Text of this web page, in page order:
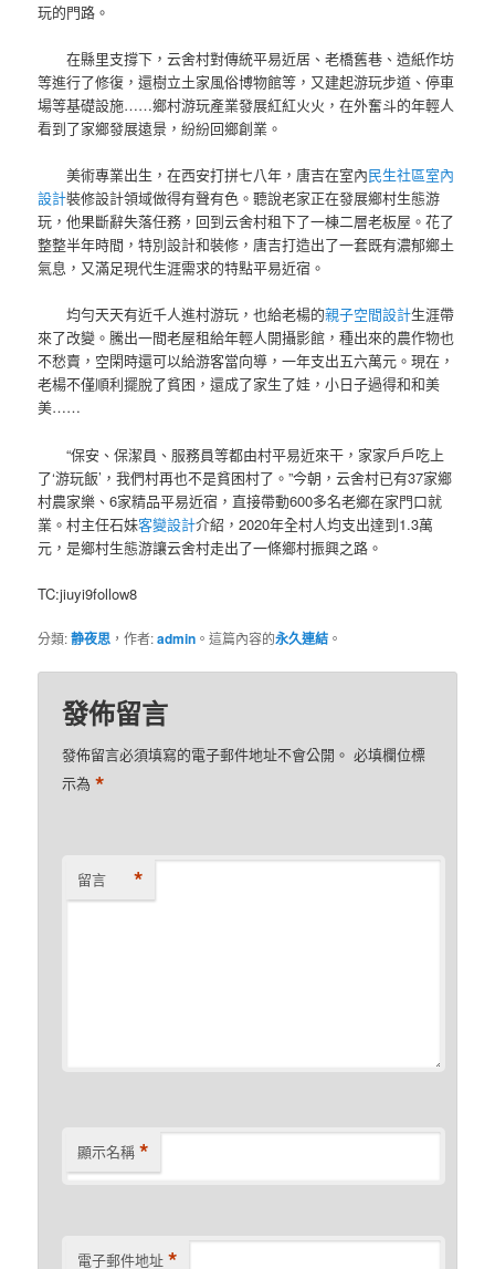
玩的門路。
在縣里支撐下，云舍村對傳統平易近居、老橋舊巷、造紙作坊
等進行了修復，還樹立土家風俗博物館等，又建起游玩步道、停車
場等基礎設施……鄉村游玩產業發展紅紅火火，在外奮斗的年輕人
看到了家鄉發展遠景，紛紛回鄉創業。
美術專業出生，在西安打拼七八年，唐吉在室內民生社區室內
設計裝修設計領域做得有聲有色。聽說老家正在發展鄉村生態游
玩，他果斷辭失落任務，回到云舍村租下了一棟二層老板屋。花了
整整半年時間，特別設計和裝修，唐吉打造出了一套既有濃郁鄉土
氣息，又滿足現代生涯需求的特點平易近宿。
均勻天天有近千人進村游玩，也給老楊的親子空間設計生涯帶
來了改變。騰出一間老屋租給年輕人開攝影館，種出來的農作物也
不愁賣，空閑時還可以給游客當向導，一年支出五六萬元。現在，
老楊不僅順利擺脫了貧困，還成了家生了娃，小日子過得和和美
美……
“保安、保潔員、服務員等都由村平易近來干，家家戶戶吃上
了‘游玩飯’，我們村再也不是貧困村了。”今朝，云舍村已有37家鄉
村農家樂、6家精品平易近宿，直接帶動600多名老鄉在家門口就
業。村主任石妹客變設計介紹，2020年全村人均支出達到1.3萬
元，是鄉村生態游讓云舍村走出了一條鄉村振興之路。
TC:jiuyi9follow8
分類:静夜思 ，作者:admin 。這篇內容的永久連結 。
發佈留言
發佈留言必須填寫的電子郵件地址不會公開。 必填欄位標
示為*
留言 *
顯示名稱 *
電子郵件地址 *